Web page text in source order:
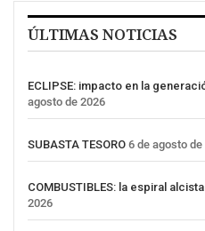
ÚLTIMAS NOTICIAS
ECLIPSE: impacto en la
agosto de 2026
SUBASTA TESORO 6 de agosto de
COMBUSTIBLES: la espiral
2026